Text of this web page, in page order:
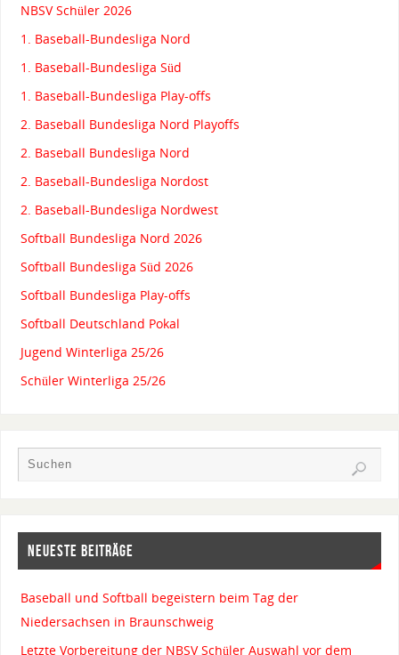
NBSV Schüler 2026
1. Baseball-Bundesliga Nord
1. Baseball-Bundesliga Süd
1. Baseball-Bundesliga Play-offs
2. Baseball Bundesliga Nord Playoffs
2. Baseball Bundesliga Nord
2. Baseball-Bundesliga Nordost
2. Baseball-Bundesliga Nordwest
Softball Bundesliga Nord 2026
Softball Bundesliga Süd 2026
Softball Bundesliga Play-offs
Softball Deutschland Pokal
Jugend Winterliga 25/26
Schüler Winterliga 25/26
NEUESTE BEITRÄGE
Baseball und Softball begeistern beim Tag der
Niedersachsen in Braunschweig
Letzte Vorbereitung der NBSV Schüler Auswahl vor dem